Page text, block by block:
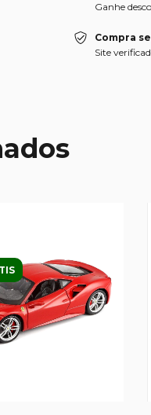
Ganhe
Compra
Site